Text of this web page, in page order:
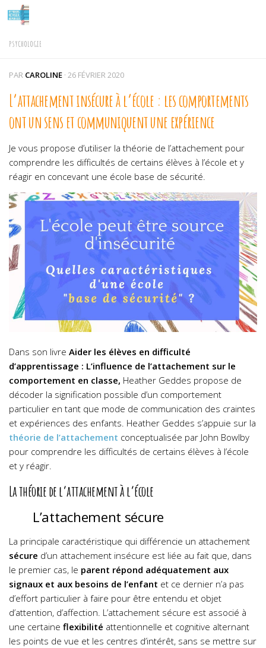
Skip to content
PSYCHOLOGIE
PAR CAROLINE · 26 FÉVRIER 2020
L’attachement insécure à l’école : les comportements
ont un sens et communiquent une expérience
Je vous propose d’utiliser la théorie de l’attachement pour
comprendre les difficultés de certains élèves à l’école et y
réagir en concevant une école base de sécurité.
Dans son livre Aider les élèves en difficulté
d’apprentissage : L’influence de l’attachement sur le
comportement en classe, Heather Geddes propose de
décoder la signification possible d’un comportement
particulier en tant que mode de communication des craintes
et expériences des enfants. Heather Geddes s’appuie sur la
théorie de l’attachement conceptualisée par John Bowlby
pour comprendre les difficultés de certains élèves à l’école
et y réagir.
La théorie de l’attachement à l’école
L’attachement sécure
La principale caractéristique qui différencie un attachement
sécure d’un attachement insécure est liée au fait que, dans
le premier cas, le parent répond adéquatement aux
signaux et aux besoins de l’enfant et ce dernier n’a pas
d’effort particulier à faire pour être entendu et objet
d’attention, d’affection. L’attachement sécure est associé à
une certaine flexibilité attentionnelle et cognitive alternant
les points de vue et les centres d’intérêt, sans se mettre sur